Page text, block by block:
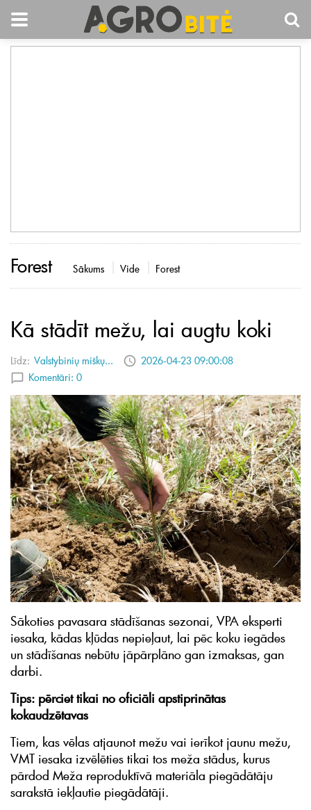
Forest Sākums Vide Forest
Kā stādīt mežu, lai augtu koki
Līdz: Valstybinių miškų...
2026-04-23 09:00:08
Komentāri: 0
Sākoties pavasara stādīšanas sezonai, VPA eksperti
iesaka, kādas kļūdas nepieļaut, lai pēc koku iegādes
un stādīšanas nebūtu jāpārplāno gan izmaksas, gan
darbi.
Tips: pērciet tikai no oficiāli apstiprinātas
kokaudzētavas
Tiem, kas vēlas atjaunot mežu vai ierīkot jaunu mežu,
VMT iesaka izvēlēties tikai tos meža stādus, kurus
pārdod Meža reproduktīvā materiāla piegādātāju
sarakstā iekļautie piegādātāji.